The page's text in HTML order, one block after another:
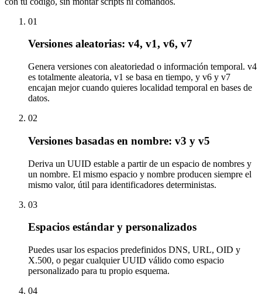
01
Versiones aleatorias: v4, v1, v6, v7
Genera versiones con aleatoriedad o información temporal. v4
es totalmente aleatoria, v1 se basa en tiempo, y v6 y v7
encajan mejor cuando quieres localidad temporal en bases de
datos.
02
Versiones basadas en nombre: v3 y v5
Deriva un UUID estable a partir de un espacio de nombres y
un nombre. El mismo espacio y nombre producen siempre el
mismo valor, útil para identificadores deterministas.
03
Espacios estándar y personalizados
Puedes usar los espacios predefinidos DNS, URL, OID y
X.500, o pegar cualquier UUID válido como espacio
personalizado para tu propio esquema.
04